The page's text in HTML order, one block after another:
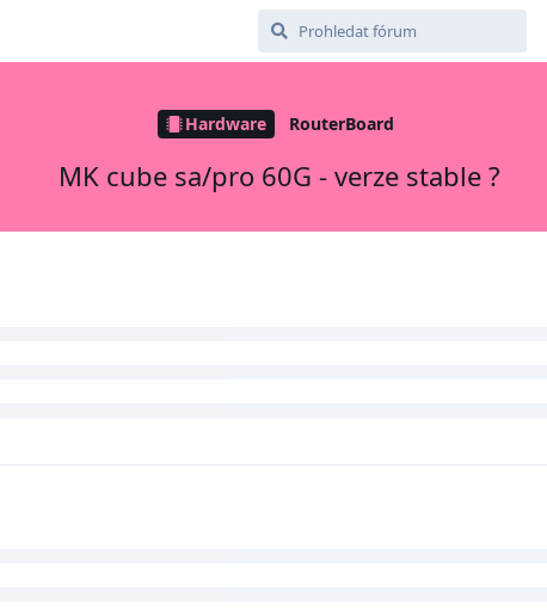
Hardware RouterBoard
MK cube sa/pro 60G - verze stable ?